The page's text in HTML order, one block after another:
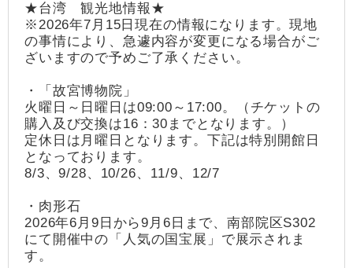
★台湾 観光地情報★
※2026年7月15日現在の情報になります。現地
の事情により、急遽内容が変更になる場合がご
ざいますので予めご了承ください。
・「故宮博物院」
火曜日～日曜日は09:00～17:00。（チケットの
購入及び交換は16：30までとなります。）
定休日は月曜日となります。下記は特別開館日
となっております。
8/3、9/28、10/26、11/9、12/7
・肉形石
2026年6月9日から9月6日まで、南部院区S302
にて開催中の「人気の国宝展」で展示されま
す。